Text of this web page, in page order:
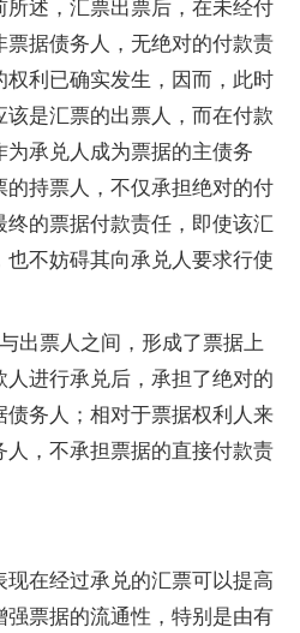
据债务人，无绝对的付款责
利已确实发生，因而，此时
是汇票的出票人，而在付款
承兑人成为票据的主债务
持票人，不仅承担绝对的付
的票据付款责任，即使该汇
不妨碍其向承兑人要求行使
票人之间，形成了票据上
进行承兑后，承担了绝对的
务人；相对于票据权利人来
，不承担票据的直接付款责
在经过承兑的汇票可以提高
票据的流通性，特别是由有